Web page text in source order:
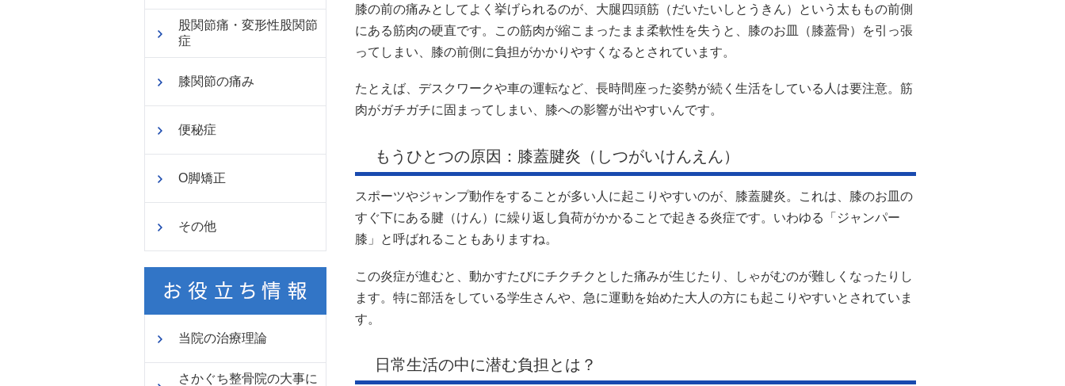
股関節痛・変形性股関節
症
膝関節の痛み
便秘症
O脚矯正
その他
当院の治療理論
さかぐち整骨院の大事に
膝の前の痛みとしてよく挙げられるのが、大腿四頭筋（だいたいしとうきん）という太ももの前側
にある筋肉の硬直です。この筋肉が縮こまったまま柔軟性を失うと、膝のお皿（膝蓋骨）を引っ張
ってしまい、膝の前側に負担がかかりやすくなるとされています。
たとえば、デスクワークや車の運転など、長時間座った姿勢が続く生活をしている人は要注意。筋
肉がガチガチに固まってしまい、膝への影響が出やすいんです。
もうひとつの原因：膝蓋腱炎（しつがいけんえん）
スポーツやジャンプ動作をすることが多い人に起こりやすいのが、膝蓋腱炎。これは、膝のお皿の
すぐ下にある腱（けん）に繰り返し負荷がかかることで起きる炎症です。いわゆる「ジャンパー
膝」と呼ばれることもありますね。
この炎症が進むと、動かすたびにチクチクとした痛みが生じたり、しゃがむのが難しくなったりし
ます。特に部活をしている学生さんや、急に運動を始めた大人の方にも起こりやすいとされていま
す。
日常生活の中に潜む負担とは？